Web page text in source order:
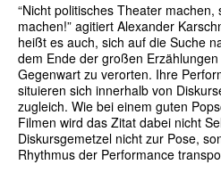
“Nicht politisches Theater
machen!” agitiert Alexander
heißt es auch, sich auf die Suche
dem Ende der großen
Gegenwart zu verorten. Ihre
situieren sich innerhalb von
zugleich. Wie bei einem guten
Filmen wird das Zitat dabei nicht
Diskursgemetzel nicht zur Pose,
Rhythmus der Performance